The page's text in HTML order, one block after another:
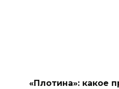
«Плотина»: какое